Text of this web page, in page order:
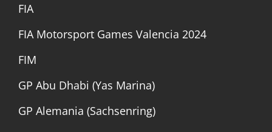
FIA
FIA Motorsport Games Valencia 2024
FIM
GP Abu Dhabi (Yas Marina)
GP Alemania (Sachsenring)